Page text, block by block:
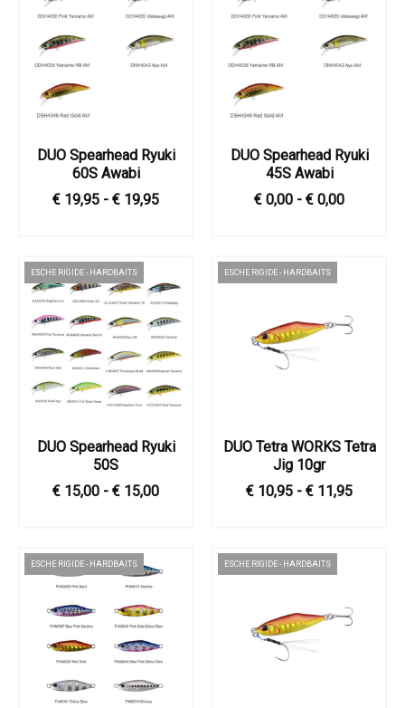
DUO Spearhead Ryuki
60S Awabi
€ 19,95 - € 19,95
DUO Spearhead Ryuki
45S Awabi
€ 0,00 - € 0,00
ESCHE RIGIDE - HARDBAITS
DUO Spearhead Ryuki
50S
€ 15,00 - € 15,00
ESCHE RIGIDE - HARDBAITS
DUO Tetra WORKS Tetra
Jig 10gr
€ 10,95 - € 11,95
ESCHE RIGIDE - HARDBAITS ESCHE RIGIDE - HARDBAITS